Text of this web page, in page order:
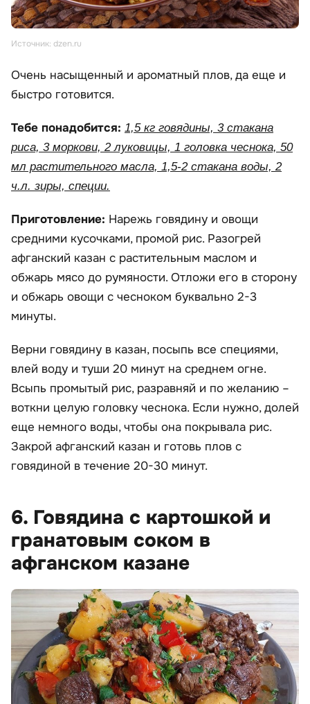
Источник: dzen.ru
Очень насыщенный и ароматный плов, да еще и
быстро готовится.
Тебе понадобится: 1,5 кг говядины, 3 стакана
риса, 3 моркови, 2 луковицы, 1 головка чеснока, 50
мл растительного масла, 1,5-2 стакана воды, 2
ч.л. зиры, специи.
Приготовление: Нарежь говядину и овощи
средними кусочками, промой рис. Разогрей
афганский казан с растительным маслом и
обжарь мясо до румяности. Отложи его в сторону
и обжарь овощи с чесноком буквально 2-3
минуты.
Верни говядину в казан, посыпь все специями,
влей воду и туши 20 минут на среднем огне.
Всыпь промытый рис, разравняй и по желанию –
воткни целую головку чеснока. Если нужно, долей
еще немного воды, чтобы она покрывала рис.
Закрой афганский казан и готовь плов с
говядиной в течение 20-30 минут.
6. Говядина с картошкой и
гранатовым соком в
афганском казане